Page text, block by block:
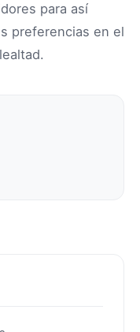
para así
preferencias en el